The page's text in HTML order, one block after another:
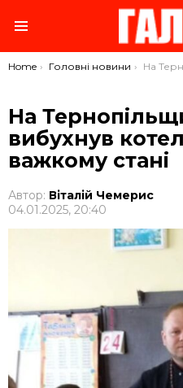
You are here:
Home Головні новини На Тернопільщині у будинку
На
вибухнув
важкому стані
Автор: Віталій Чемерис
04.01.2025, 20:40